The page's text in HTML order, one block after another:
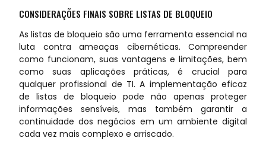
CONSIDERAÇÕES FINAIS SOBRE LISTAS DE BLOQUEIO
As listas de bloqueio são uma ferramenta essencial na
luta contra ameaças cibernéticas. Compreender
como funcionam, suas vantagens e limitações, bem
como suas aplicações práticas, é crucial para
qualquer profissional de TI. A implementação eficaz
de listas de bloqueio pode não apenas proteger
informações sensíveis, mas também garantir a
continuidade dos negócios em um ambiente digital
cada vez mais complexo e arriscado.